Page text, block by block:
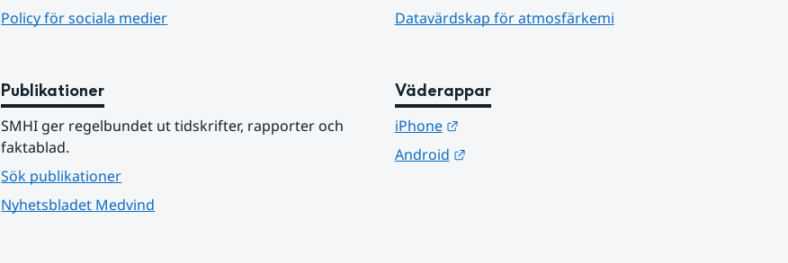
Policy för sociala medier
Datavärdskap för atmosfärkemi
Publikationer
SMHI ger regelbundet ut tidskrifter, rapporter och
faktablad.
Sök publikationer
Nyhetsbladet Medvind
Väderappar
iPhone
Länk till annan webbplats.
Android
Länk till annan webbplats.